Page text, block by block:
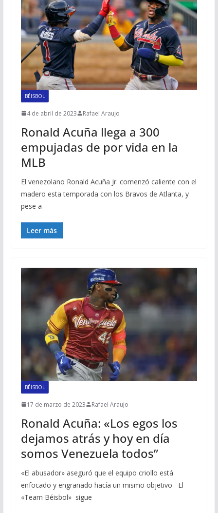
BÉISBOL
4 de abril de 2023 Rafael Araujo
Ronald Acuña llega a 300
empujadas de por vida en la
MLB
El venezolano Ronald Acuña Jr. comenzó caliente con el
madero esta temporada con los Bravos de Atlanta, y
pese a
Leer más
BÉISBOL
17 de marzo de 2023 Rafael Araujo
Ronald Acuña: «Los egos los
dejamos atrás y hoy en día
somos Venezuela todos”
«El abusador» aseguró que el equipo criollo está
enfocado y engranado hacía un mismo objetivo El
«Team Béisbol» sigue